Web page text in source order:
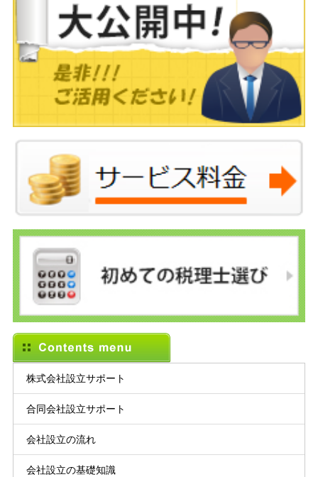
株式会社設立サポート
合同会社設立サポート
会社設立の流れ
会社設立の基礎知識